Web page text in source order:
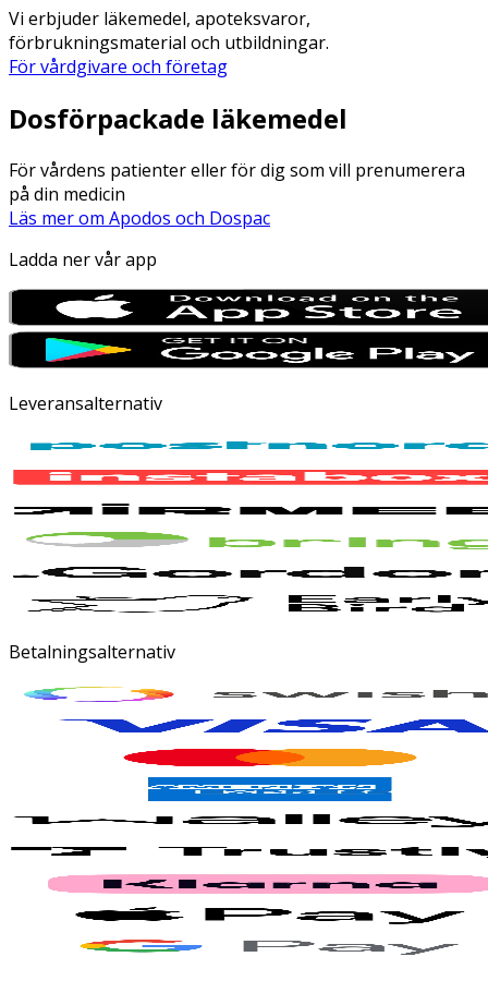
Vi erbjuder läkemedel, apoteksvaror,
förbrukningsmaterial och utbildningar.
För vårdgivare och företag
Dosförpackade läkemedel
För vårdens patienter eller för dig som vill prenumerera
på din medicin
Läs mer om Apodos och Dospac
Ladda ner vår app
Leveransalternativ
Betalningsalternativ